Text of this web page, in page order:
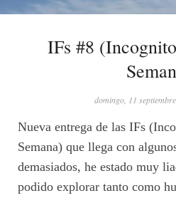
IFs #8
domingo, 11
Nueva entrega de las IFs
Semana) que llega con
demasiados, he estado muy
podido explorar tanto como